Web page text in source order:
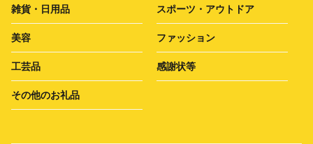
雑貨・日用品 スポーツ・アウトドア
美容 ファッション
工芸品 感謝状等
その他のお礼品